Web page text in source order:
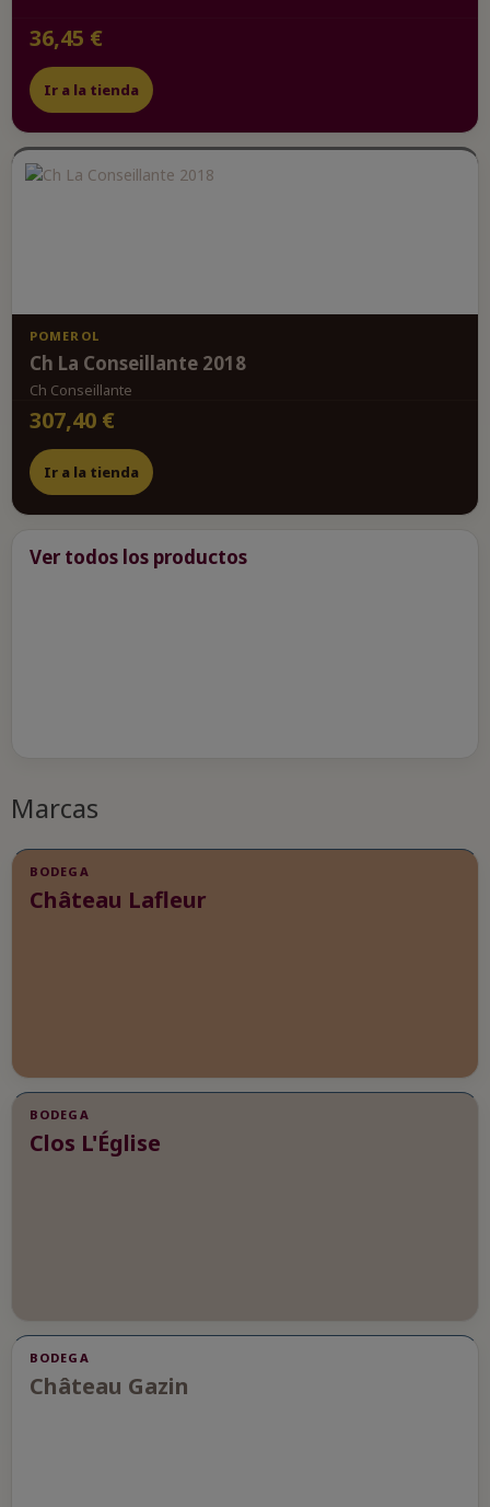
36,45 €
Ir a la tienda
POMEROL
Ch La Conseillante 2018
Ch Conseillante
307,40 €
Ir a la tienda
Ver todos los productos
Marcas
BODEGA
Château Lafleur
BODEGA
Clos L'Église
BODEGA
Château Gazin